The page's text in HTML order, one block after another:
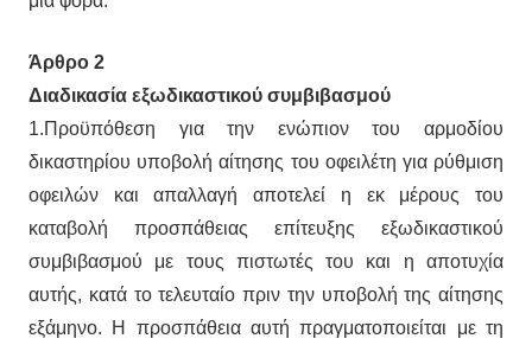
Άρθρο 2
Διαδικασία εξωδικαστικού συμβιβασμού
1.Προϋπόθεση για την ενώπιον του αρμοδίου
δικαστηρίου υποβολή αίτησης του οφειλέτη για ρύθμιση
οφειλών και απαλλαγή αποτελεί η εκ μέρους του
καταβολή προσπάθειας επίτευξης εξωδικαστικού
συμβιβασμού με τους πιστωτές του και η αποτυχία
αυτής, κατά το τελευταίο πριν την υποβολή της αίτησης
εξάμηνο. Η προσπάθεια αυτή πραγματοποιείται με τη